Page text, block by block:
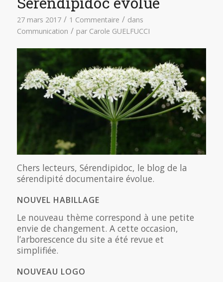
27 mars 2017 / 1 Commentaire / dans
Communication / par Carole GUELFUCCI
Chers lecteurs, Sérendipidoc, le blog de la
sérendipité documentaire évolue.
NOUVEL HABILLAGE
Le nouveau thème correspond à une petite
envie de changement. A cette occasion,
l’arborescence du site a été revue et
simplifiée.
NOUVEAU LOGO